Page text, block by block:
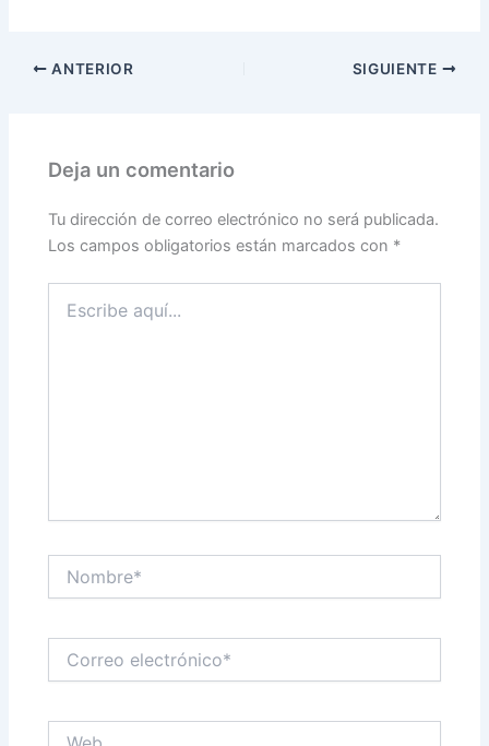
ANTERIOR SIGUIENTE
Deja un comentario
Tu dirección de correo electrónico no será publicada.
Los campos obligatorios están marcados con *
aquí...
electrónico*